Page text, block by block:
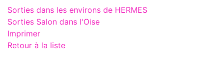
Sorties dans les environs de HERMES
Sorties Salon dans l'Oise
Imprimer
Retour à la liste